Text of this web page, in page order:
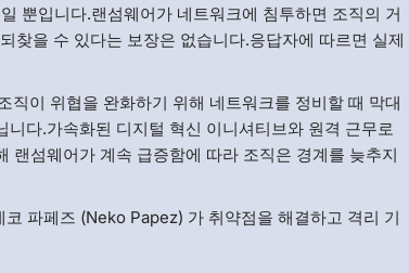
뿐입니다.랜섬웨어가 네트워크에 침투하면 조직의 거
찾을 수 있다는 보장은 없습니다.응답자에 따르면 실제
이 위협을 완화하기 위해 네트워크를 정비할 때 막대
다.가속화된 디지털 혁신 이니셔티브와 원격 근무로
랜섬웨어가 계속 급증함에 따라 조직은 경계를 늦추지
파페즈 (Neko Papez) 가 취약점을 해결하고 격리 기